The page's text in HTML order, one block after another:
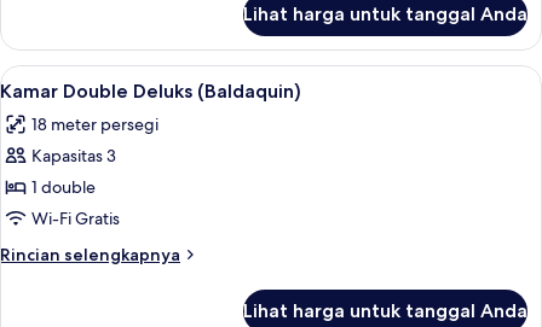
2)
Suite
Romantis,
jet
(for
2)
Lihat harga untuk tanggal Anda
Lihat
semua
foto
untuk
Kamar
Double
Deluks
(Baldaquin)
Kamar Double Deluks (Baldaquin) |
8
Kamar Double Deluks (Baldaquin)
18 meter persegi
Kapasitas 3
1 double
Wi-Fi Gratis
Rincian selengkapnya
Rincian
Lihat harga untuk tanggal Anda